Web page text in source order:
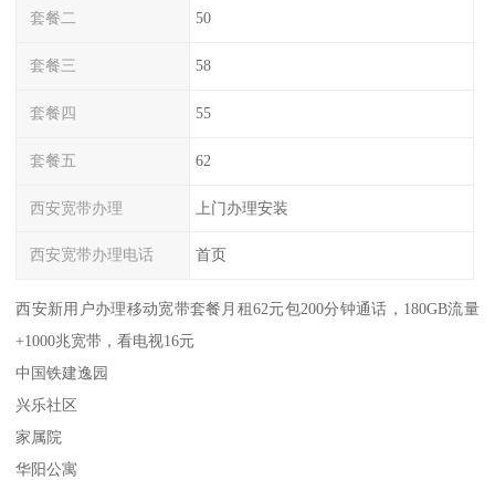
套餐二 50
套餐三 58
套餐四 55
套餐五 62
西安宽带办理 上门办理安装
西安宽带办理电话 首页
西安新用户办理移动宽带套餐月租62元包200分钟通话，180GB流量
+1000兆宽带，看电视16元
中国铁建逸园
兴乐社区
家属院
华阳公寓